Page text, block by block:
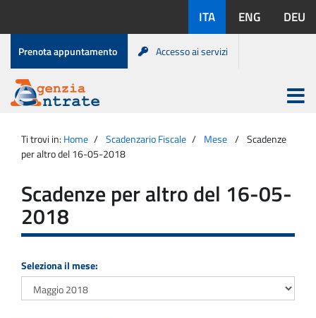
contenuto
disponibili:
ITA ENG DEU
Menu
di
servizio
Prenota appuntamento Accesso ai servizi
Agenzia
Entrate
Apri
menu
principale
Ti trovi in: Home Scadenzario Fiscale Mese
Scadenze
per altro del 16-05-2018
Scadenze per altro del 16-05-
2018
Seleziona il mese: